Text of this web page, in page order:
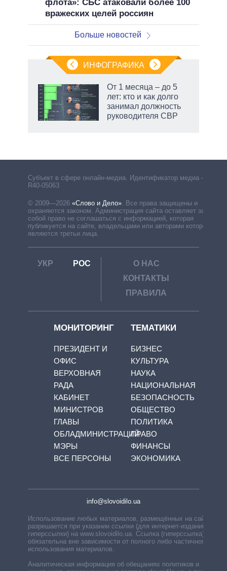
флота»: СБС атаковали более 100
вражеских целей россиян
Больше новостей
ИНФОГРАФИКА
От 1 месяца – до 5
лет: кто и как долго
занимал должность
руководителя СВР
Субъект в сфере онлайн-медиа. Идентификатор медиа –
R40-05063
© 2009—2026 «Слово и Дело» Все права защищены и
охраняются законом. Администрация сайта оставляет за
собой право не соглашаться с информацией, которая
публикуется на сайте, владельцами или авторами которой
являются третьи лица.
УКР РОС
О НАС
КОНТАКТЫ
ПРАВИЛА
МОНИТОРИНГ
ПРЕЗИДЕНТ И
ОФИС
ВЕРХОВНАЯ
РАДА
КАБИНЕТ
МИНИСТРОВ
ГЛАВЫ
ОБЛАДМИНИСТРАЦИЙ
МЭРЫ
ВСЕ ПЕРСОНЫ
ТЕМАТИКИ
БИЗНЕС
КУЛЬТУРА
НАУКА
НАЦИОНАЛЬНАЯ
БЕЗОПАСНОСТЬ
ОБЩЕСТВО
ПОЛИТИКА
ПРАВО
ФИНАНСЫ
ЭКОНОМИКА
info@slovoidilo.ua
Использование любых материалов, размещённых на сайте,
разрешается при указании ссылки (для интернет-изданий —
гиперссылки) на www.slovoidilo.ua. Ссылка (гиперссылка)
обязательна вне зависимости от полного либо частичного
использования материалов.
Аналитическая информация об обещаниях политиков и